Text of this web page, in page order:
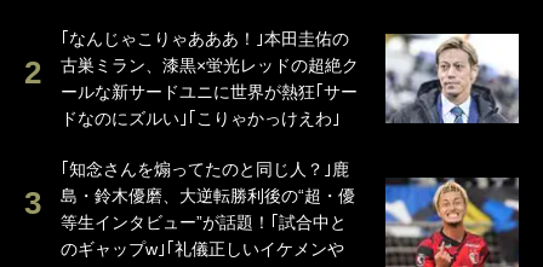
｢なんじゃこりゃあああ！｣本田圭佑の
古巣ミラン、漆黒×蛍光レッドの超絶ク
ールな新サードユニに世界が熱狂｢サー
ドなのにズルい｣｢こりゃかっけえわ｣
｢知念さんを煽ってたのと同じ人？｣鹿
島・鈴木優磨、大逆転勝利後の“超・優
等生インタビュー”が話題！｢試合中と
のギャップw｣｢礼儀正しいイケメンや